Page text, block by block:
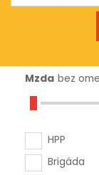
Mzda bez
HPP
Brigáda